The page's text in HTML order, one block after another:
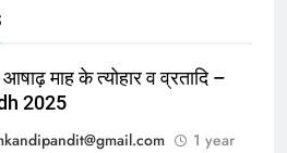
माह के त्योहार व व्रतादि –
2025
1 year